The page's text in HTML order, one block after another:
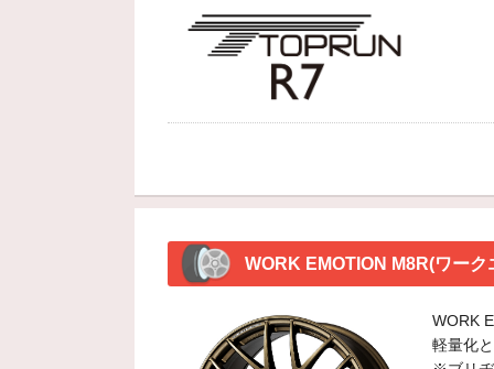
WORK EMOTION M8R(ワー
WORK
軽量化